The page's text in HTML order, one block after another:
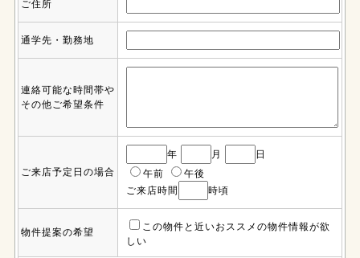
ご住所
通学先・勤務地
連絡可能な時間帯や
その他ご希望条件
ご来店予定日の場合
年 月
日
午前
午後
ご来店時間
時頃
物件提案の希望
この物件と近いおススメの物件情報が欲
しい